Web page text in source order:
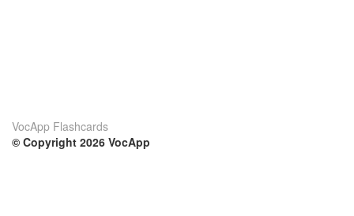
VocApp Flashcards
© Copyright 2026 VocApp